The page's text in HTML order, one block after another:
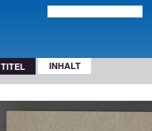
TITEL INHALT